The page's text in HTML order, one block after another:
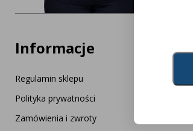
Informacje
Regulamin sklepu
Polityka prywatności
Zamówienia i zwroty